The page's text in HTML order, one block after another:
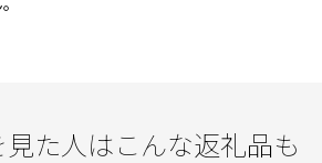
見た人はこんな返礼品も